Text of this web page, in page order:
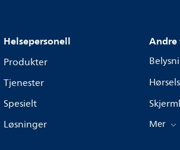
Helsepersonell
Produkter
Tjenester
Spesielt
Løsninger
Mer